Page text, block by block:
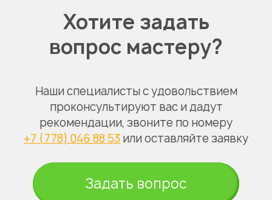
Хотите задать
вопрос мастеру?
Наши специалисты с удовольствием
проконсультируют вас и дадут
рекомендации, звоните по номеру
+7 (778) 046 88 53 или оставляйте заявку
Задать вопрос